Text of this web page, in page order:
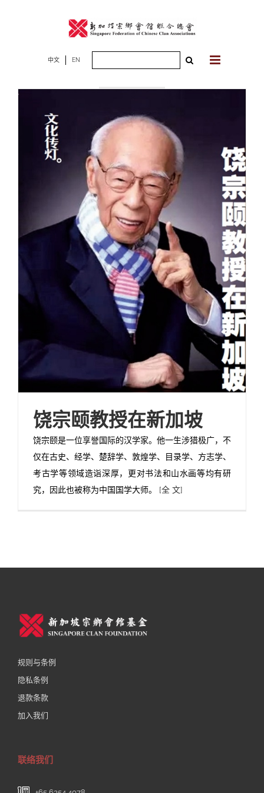
中文 EN
2018年04月30
饶宗颐教授在新加坡
饶宗颐是一位享誉国际的汉学家。他一生涉猎极广，不
仅在古史、经学、楚辞学、敦煌学、目录学、方志学、
考古学等领域造诣深厚，更对书法和山水画等均有研
究，因此也被称为中国国学大师。 [全 文]
规则与条例
隐私条例
退款条款
加入我们
联络我们